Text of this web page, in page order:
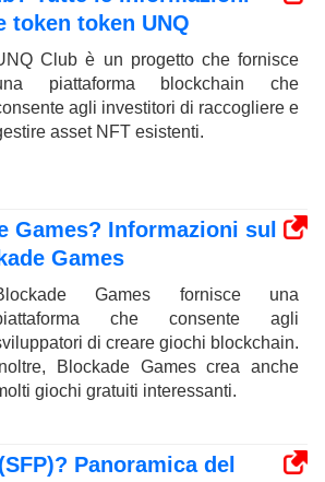
token token UNQ
Club è un progetto che fornisce
piattaforma blockchain che
agli investitori di raccogliere e
asset NFT esistenti.
Games? Informazioni sul
Games
Games fornisce una
che consente agli
di creare giochi blockchain.
Inoltre, Blockade Games crea anche
giochi gratuiti interessanti.
Panoramica del